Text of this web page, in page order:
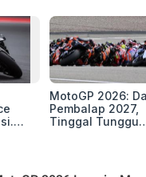
MotoGP 2026:
Pembalap 2027,
Tinggal Tunggu